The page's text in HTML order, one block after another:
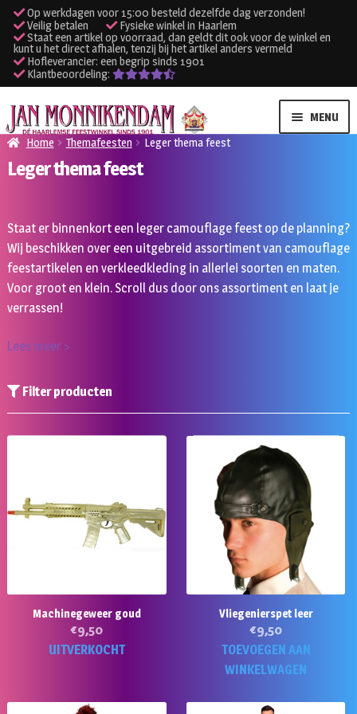
Op werkdagen voor 15:00 besteld dezelfde dag verzonden!
Veilig betalen
Fysieke winkel in Haarlem
Staat een artikel op voorraad, dan geldt dit ook voor de winkel en
kunt u het direct afhalen, tenzij bij het artikel anders vermeld
Hofleverancier: een begrip sinds 1901
Klantbeoordeling:
Ga
door
naar
navigatie
Ga
naar
de
inhoud
MENU
Verhuur kleding
Onze winkel
Klantenservice
Inloggen
Home Themafeesten Leger thema feest
Leger thema feest
Staat er binnenkort een leger camouflage feest op de planning?
Wij beschikken over een uitgebreid assortiment van camouflage
feestartikelen en verkleedkleding in allerlei soorten en maten.
Voor groot en klein. Scroll dus door ons assortiment en laat je
verrassen!
Lees meer >
Filter producten
Machinegeweer goud
€9,50
UITVERKOCHT
Vliegenierspet leer
€9,50
TOEVOEGEN AAN
WINKELWAGEN